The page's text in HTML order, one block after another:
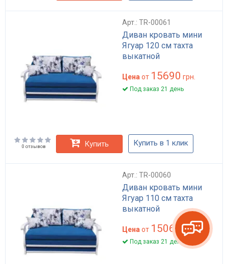
Арт.: TR-00061
Диван кровать мини
Ягуар 120 см тахта
выкатной
Цена от 15690 грн.
Под заказ 21 день
0 отзывов Купить Купить в 1 клик
Арт.: TR-00060
Диван кровать мини
Ягуар 110 см тахта
выкатной
Цена от 15060 грн.
Под заказ 21 день